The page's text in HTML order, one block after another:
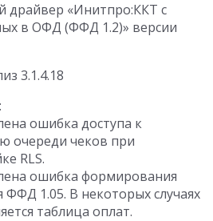
драйвер «Инитпро:ККТ с
в ОФД (ФФД 1.2)» версии
3.1.4.18
ошибка доступа к
очереди чеков при
RLS.
ошибка формирования
1.05. В некоторых случаях
таблица оплат.